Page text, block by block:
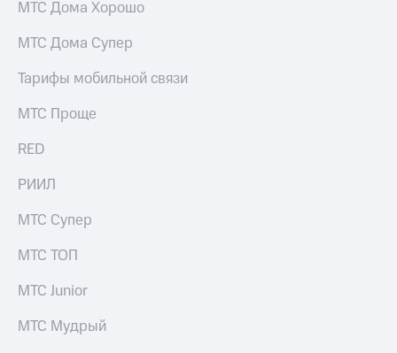
МТС Дома Хорошо
МТС Дома Супер
Тарифы мобильной связи
МТС Проще
RED
РИИЛ
МТС Супер
МТС ТОП
МТС Junior
МТС Мудрый